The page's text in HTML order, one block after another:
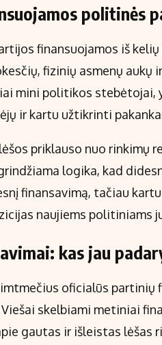
politinės
finansuojamos iš
fizinių asmenų aukų
mini politikos stebėtojai,
ir kartu užtikrinti
priklauso nuo rinkimų
logika, kad
finansavimą, tačiau
naujiems politiniams
kas jau
oficialūs partinių
skelbiami metiniai
gautas ir išleistas lėšas